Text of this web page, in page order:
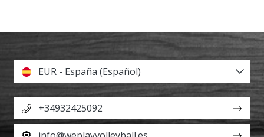
EUR - España (Español)
+34932425092